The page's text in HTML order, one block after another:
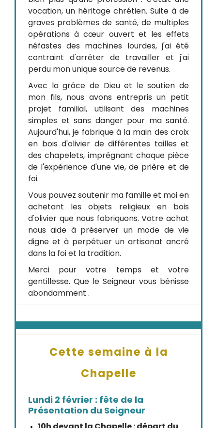
vocation, un héritage chrétien. Suite à de
graves problèmes de santé, de multiples
opérations à cœur ouvert et les effets
néfastes des machines lourdes, j'ai été
contraint d'arrêter de travailler et j'ai
perdu mon unique source de revenus.
Avec la grâce de Dieu et le soutien de
mon fils, nous avons entrepris un petit
projet familial, utilisant des machines
simples et sans danger pour ma santé.
Aujourd'hui, je fabrique à la main des croix
en bois d'olivier de différentes tailles et
des chapelets, imprégnant chaque pièce
de l'expérience d'une vie, de prière et de
foi.
Vous pouvez soutenir ma famille et moi en
achetant les objets religieux en bois
d'olivier que nous fabriquons. Votre achat
nous aide à préserver un mode de vie
digne et à perpétuer un artisanat ancré
dans la foi et la tradition.
Merci pour votre temps et votre
gentillesse. Que le Seigneur vous bénisse
abondamment .
Cette semaine à la
Chapelle
Lundi 2 février : fête de la
Présentation du Seigneur